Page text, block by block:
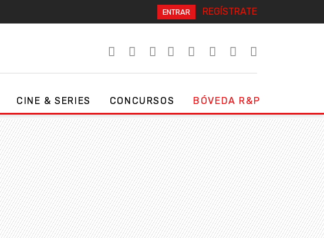
ENTRAR REGÍSTRATE
CINE & SERIES CONCURSOS BÓVEDA R&P